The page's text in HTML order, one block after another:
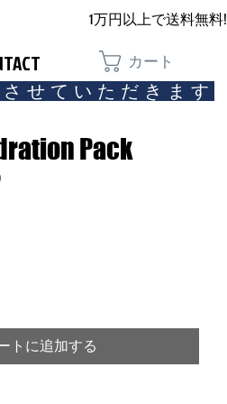
1万円以上で送料無料!
カート
せていただきます​
Pack
トに追加する